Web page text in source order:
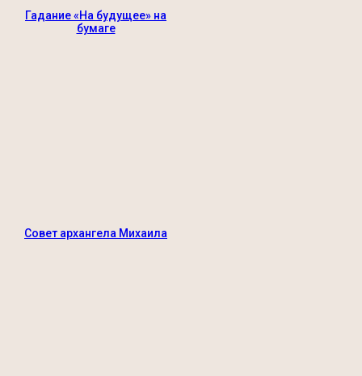
Гадание «На будущее» на
бумаге
Совет архангела Михаила